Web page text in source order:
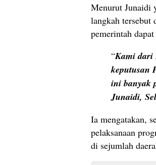
Menurut Junaidi
langkah tersebut
pemerintah
“Kami dari
keputusan
ini banyak
Junaidi,
Ia mengatakan,
pelaksanaan
di sejumlah